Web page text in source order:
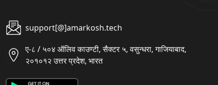
support[@]amarkosh.tech
ए-८ / ५०४ ऑलिव काउण्टी, सैक्टर ५, वसुन्धरा, गाजियाबाद,
२०१०१२ उत्तर प्रदेश, भारत